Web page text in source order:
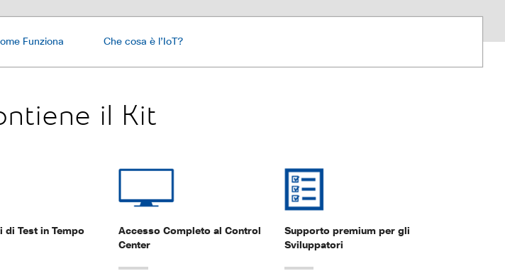
Funziona Che cosa è l’IoT?
il Kit
di Test in Tempo
Accesso Completo al Control
Center
Supporto premium per gli
Sviluppatori